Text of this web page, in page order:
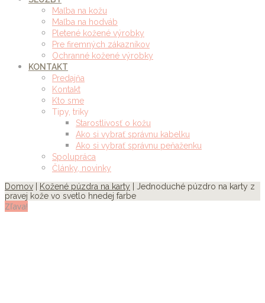
Maľba na kožu
Maľba na hodváb
Pletené kožené výrobky
Pre firemných zákazníkov
Ochranné kožené výrobky
KONTAKT
Predajňa
Kontakt
Kto sme
Tipy, triky
Starostlivosť o kožu
Ako si vybrať správnu kabelku
Ako si vybrať správnu peňaženku
Spolupráca
Články, novinky
Domov
Kožené púzdra na karty | Jednoduché púzdro na karty z
pravej kože vo svetlo hnedej farbe
Zľava!